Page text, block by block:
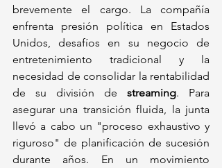
brevemente el cargo. La compañía
enfrenta presión política en Estados
Unidos, desafíos en su negocio de
entretenimiento tradicional y la
necesidad de consolidar la rentabilidad
de su división de streaming. Para
asegurar una transición fluida, la junta
llevó a cabo un "proceso exhaustivo y
riguroso" de planificación de sucesión
durante años. En un movimiento